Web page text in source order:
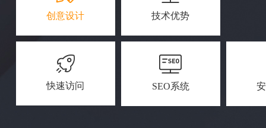
创意设计 技术优势
快速访问 SEO系统